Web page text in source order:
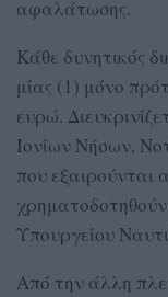
αφαλάτωσης.
Κάθε δυνητικός
μίας (1) μόνο
ευρώ.
Ιονίων Νήσων,
που
Υπουργείου
Από την άλλη